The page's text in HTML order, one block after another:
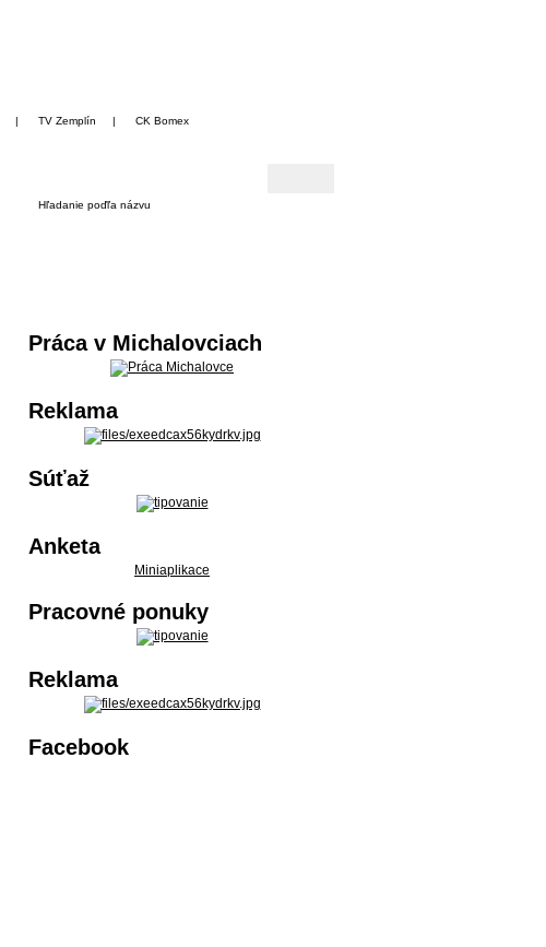
| TV Zemplín | CK Bomex
Hľadanie poďľa názvu
Práca v Michalovciach
Reklama
Súťaž
Anketa
Miniaplikace
Pracovné ponuky
Reklama
Facebook